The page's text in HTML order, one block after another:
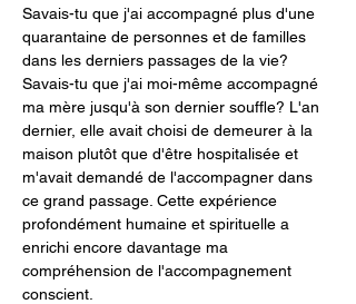
Savais-tu que j'ai accompagné plus d'une
quarantaine de personnes et de familles
dans les derniers passages de la vie?
Savais-tu que j'ai moi-même accompagné
ma mère jusqu'à son dernier souffle? L'an
dernier, elle avait choisi de demeurer à la
maison plutôt que d'être hospitalisée et
m'avait demandé de l'accompagner dans
ce grand passage. Cette expérience
profondément humaine et spirituelle a
enrichi encore davantage ma
compréhension de l'accompagnement
conscient.